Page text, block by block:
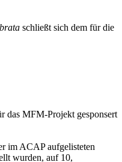
schließt sich dem für die
das MFM-Projekt gesponsert
im ACAP aufgelisteten
wurden, auf 10,